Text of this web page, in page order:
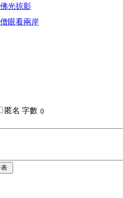
光掠影
眼看兩岸
匿名 字數